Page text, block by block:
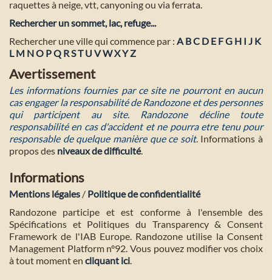
raquettes à neige, vtt, canyoning ou via ferrata.
Rechercher un sommet, lac, refuge...
Rechercher une ville qui commence par : A BC D E FG H I J K
L M NO PQ RST U VWXYZ
Avertissement
Les informations fournies par ce site ne pourront en aucun
cas engager la responsabilité de Randozone et des personnes
qui participent au site. Randozone décline toute
responsabilité en cas d'accident et ne pourra etre tenu pour
responsable de quelque manière que ce soit. Informations à
propos des niveaux de difficulté.
Informations
Mentions légales / Politique de confidentialité
Randozone participe et est conforme à l'ensemble des
Spécifications et Politiques du Transparency & Consent
Framework de l'IAB Europe. Randozone utilise la Consent
Management Platform n°92. Vous pouvez modifier vos choix
à tout moment en cliquant ici.